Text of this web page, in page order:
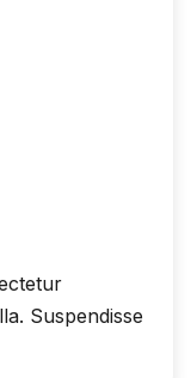
Suspendisse